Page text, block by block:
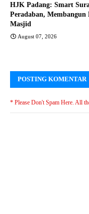
HJK Padang: Smart
Peradaban,
Masjid
August 07, 2026
POSTING KOMENTAR
* Please Don't Spam Here. All